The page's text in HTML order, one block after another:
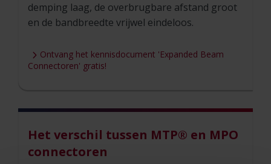
demping laag, de overbrugbare afstand groot
en de bandbreedte vrijwel eindeloos.
Ontvang het kennisdocument 'Expanded Beam
Connectoren' gratis!
Het verschil tussen MTP® en MPO
connectoren